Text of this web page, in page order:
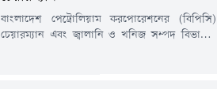
বাংলাদেশ পেট্রোলিয়াম করপোরেশনের (বিপিসি)
চেয়ারম্যান এবং জ্বালানি ও খনিজ সম্পদ বিভাগের